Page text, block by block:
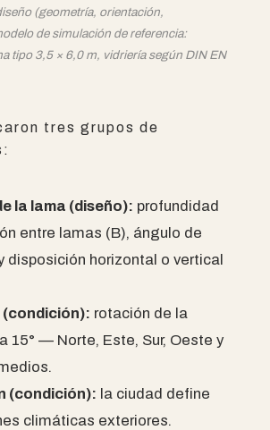
(geometría, orientación,
de simulación de referencia:
tipo 3,5 × 6,0 m, vidriería según DIN EN
tres grupos de
la lama (diseño): profundidad
entre lamas (B), ángulo de
disposición horizontal o vertical
rotación de la
15° — Norte, Este, Sur, Oeste y
(condición): la ciudad define
climáticas exteriores.